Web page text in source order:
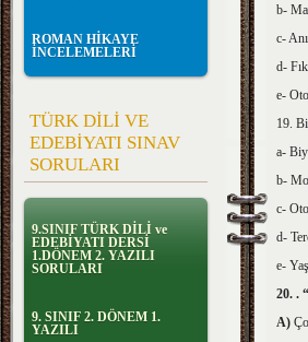
ROMAN HİKAYE
İNCELEMELERİ
TÜRK DİLİ VE
EDEBİYATI SINAV
SORULARI
9.SINIF TÜRK DİLİ ve
EDEBİYATI DERSİ
1.DÖNEM 2. YAZILI
SORULARI
9. SINIF 2. DÖNEM 1.
YAZILI
b-
c- Anı
d-
e-
19.
a-
b-
c-
d-
e-
20. .
A)